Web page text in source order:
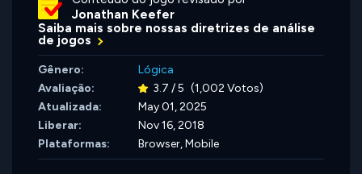
Jonathan Keefer
Saiba mais sobre nossas diretrizes de análise
de jogos
Gênero:
Lógica
Avaliação:
3.7 / 5 (1,002 Votos)
Atualizada:
May 01, 2025
Liberar:
Nov 16, 2018
Plataformas:
Browser, Mobile